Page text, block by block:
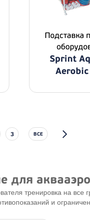
Подставка
Sprint
Aerobic
3 ВСЕ
для
тренировка на
и